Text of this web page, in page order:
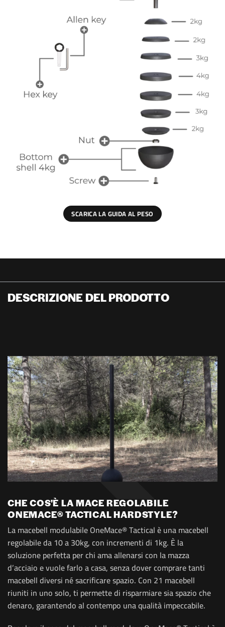
SCARICA LA GUIDA AL PESO
DESCRIZIONE DEL PRODOTTO
CHE COS'È LA MACE REGOLABILE
ONEMACE® TACTICAL HARDSTYLE?
La macebell modulabile OneMace® Tactical è una macebell
regolabile da 10 a 30kg, con incrementi di 1kg. È la
soluzione perfetta per chi ama allenarsi con la mazza
d’acciaio e vuole farlo a casa, senza dover comprare tanti
macebell diversi né sacrificare spazio. Con 21 macebell
riuniti in uno solo, ti permette di risparmiare sia spazio che
denaro, garantendo al contempo una qualità impeccabile.